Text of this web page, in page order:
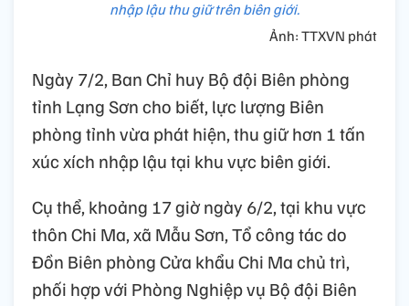
nhập lậu thu giữ trên biên giới.
Ảnh: TTXVN phát
Ngày 7/2, Ban Chỉ huy Bộ đội Biên phòng
tỉnh Lạng Sơn cho biết, lực lượng Biên
phòng tỉnh vừa phát hiện, thu giữ hơn 1 tấn
xúc xích nhập lậu tại khu vực biên giới.
Cụ thể, khoảng 17 giờ ngày 6/2, tại khu vực
thôn Chi Ma, xã Mẫu Sơn, Tổ công tác do
Đồn Biên phòng Cửa khẩu Chi Ma chủ trì,
phối hợp với Phòng Nghiệp vụ Bộ đội Biên